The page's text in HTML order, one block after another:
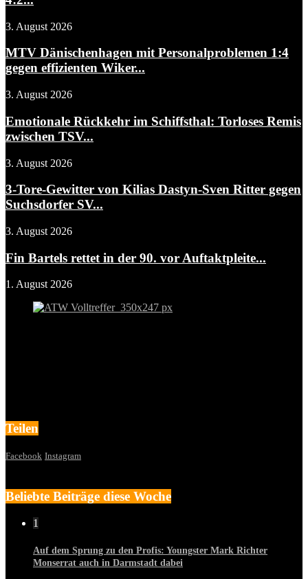
3. August 2026
MTV Dänischenhagen mit Personalproblemen 1:4
gegen effizienten Wiker...
3. August 2026
Emotionale Rückkehr im Schiffsthal: Torloses Remis
zwischen TSV...
3. August 2026
3-Tore-Gewitter von Kilias Dastyn-Sven Ritter gegen
Suchsdorfer SV...
3. August 2026
Fin Bartels rettet in der 90. vor Auftaktpleite...
1. August 2026
Teilen
Facebook Instagram
Beliebte Beiträge diese Woche
1
Auf dem Sprung zu den Profis: Youngster Mark Richter
Monserrat auch in Darmstadt dabei